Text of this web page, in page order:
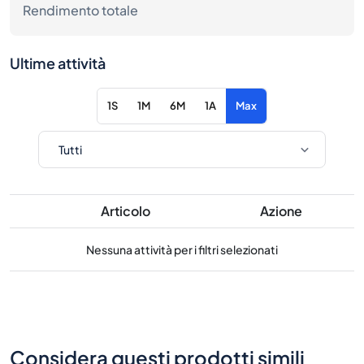
Rendimento totale
Ultime attività
1S 1M 6M 1A Max
Articolo Azione
Nessuna attività per i filtri selezionati
Considera questi prodotti simili